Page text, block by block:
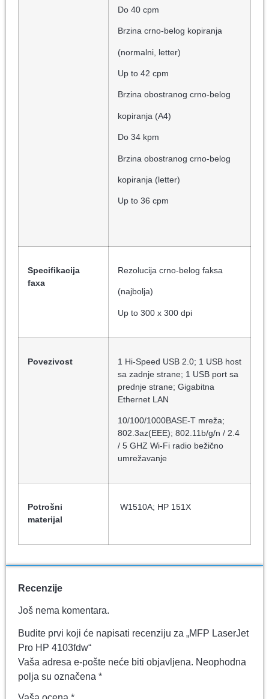
Do 40 cpm
Brzina crno-belog kopiranja
(normalni, letter)
Up to 42 cpm
Brzina obostranog crno-belog
kopiranja (A4)
Do 34 kpm
Brzina obostranog crno-belog
kopiranja (letter)
Up to 36 cpm
Specifikacija
faxa
Rezolucija crno-belog faksa
(najbolja)
Up to 300 x 300 dpi
Povezivost
1 Hi-Speed USB 2.0; 1 USB host
sa zadnje strane; 1 USB port sa
prednje strane; Gigabitna
Ethernet LAN
10/100/1000BASE-T mreža;
802.3az(EEE); 802.11b/g/n / 2.4
/ 5 GHZ Wi-Fi radio bežično
umrežavanje
Potrošni
materijal
W1510A; HP 151X
Recenzije
Još nema komentara.
Budite prvi koji će napisati recenziju za „MFP LaserJet
Pro HP 4103fdw“
Vaša adresa e-pošte neće biti objavljena. Neophodna
polja su označena *